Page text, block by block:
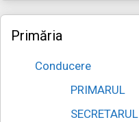
Primăria
Conducere
PRIMARUL
SECRETARUL